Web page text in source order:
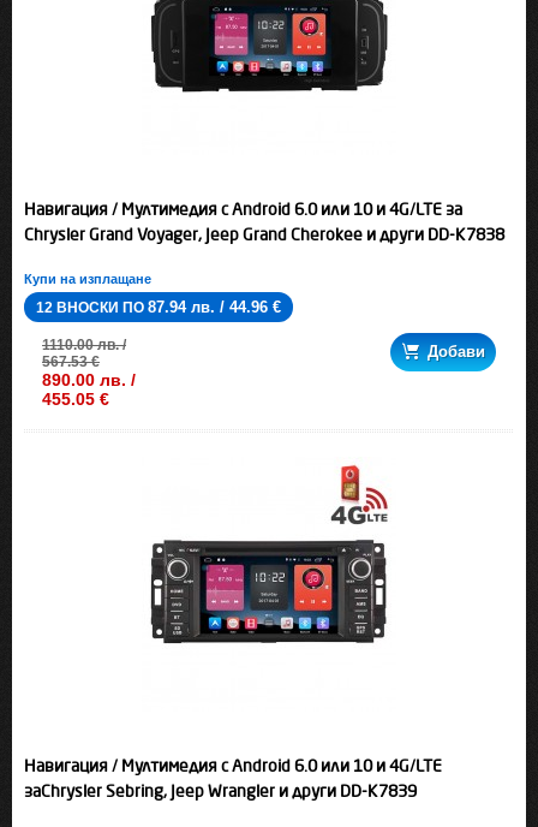
Навигация / Мултимедия с Android 6.0 или 10 и 4G/LTE за
Chrysler Grand Voyager, Jeep Grand Cherokee и други DD-K7838
Купи на изплащане
12 ВНОСКИ ПО 87.94 лв. / 44.96 €
1110.00 лв. /
567.53 €
890.00 лв. /
455.05 €
Добави
Навигация / Мултимедия с Android 6.0 или 10 и 4G/LTE
заChrysler Sebring, Jeep Wrangler и други DD-K7839